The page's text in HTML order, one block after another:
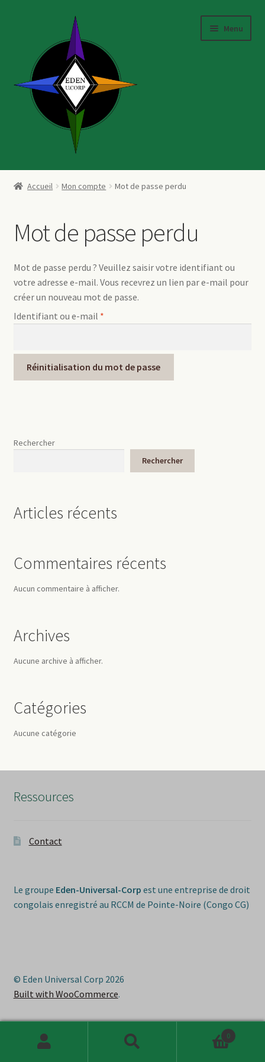
navigation
contenu
Menu
Accueil
Notre mission
Nos filiales
Nos consortiums
Nos actions sociale
Journal de bord
Accueil Mon compte Mot de passe perdu
Mot de passe perdu
Mot de passe perdu ? Veuillez saisir votre identifiant ou
votre adresse e-mail. Vous recevrez un lien par e-mail pour
créer un nouveau mot de passe.
Identifiant ou e-mail *Obligatoire
Réinitialisation du mot de passe
Rechercher
Rechercher
Articles récents
Commentaires récents
Aucun commentaire à afficher.
Archives
Aucune archive à afficher.
Catégories
Aucune catégorie
Ressources
Contact
Le groupe Eden-Universal-Corp est une entreprise de droit
congolais enregistré au RCCM de Pointe-Noire (Congo CG)
© Eden Universal Corp 2026
Built with WooCommerce.
Recherche
Recherche
0